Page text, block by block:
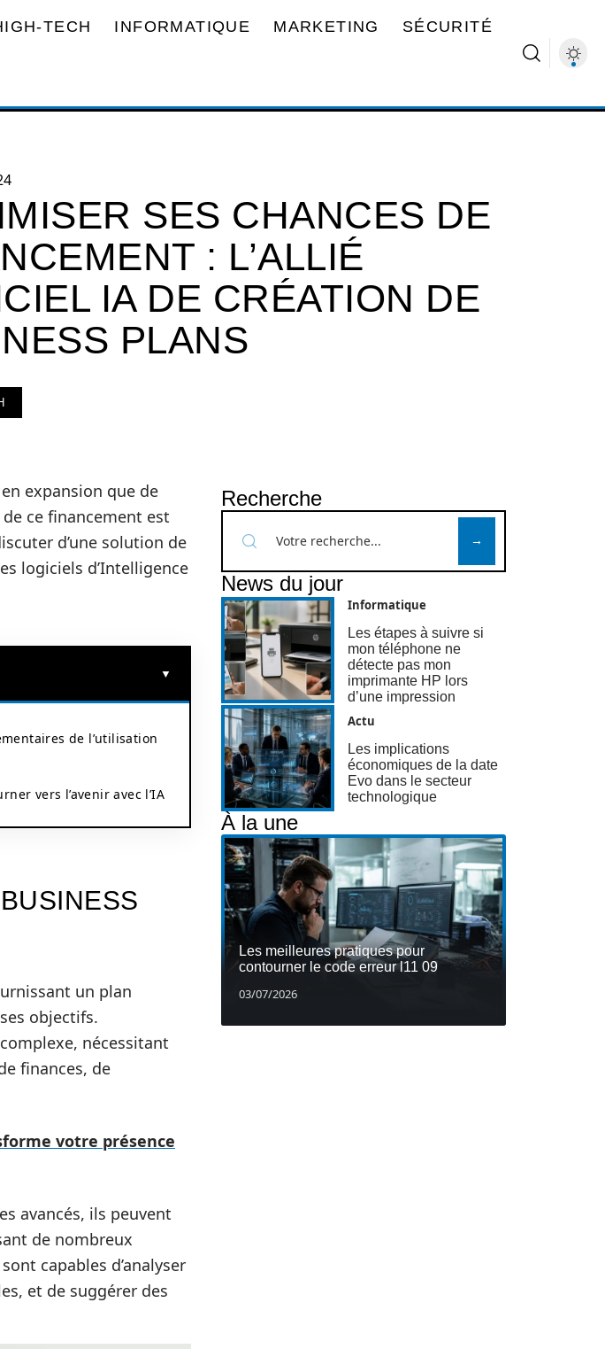
TECH INFORMATIQUE MARKETING SÉCURITÉ
SES CHANCES DE
: L’ALLIÉ
IA DE CRÉATION DE
PLANS
expansion que de
ce financement est
d’une solution de
logiciels d’Intelligence
de l’utilisation
vers l’avenir avec l’IA
un plan
objectifs.
nécessitant
finances, de
votre présence
avancés, ils peuvent
de nombreux
capables d’analyser
et de suggérer des
Recherche
News du jour
Informatique
Les étapes à suivre si
mon téléphone ne
détecte pas mon
imprimante HP lors
d’une impression
Actu
Les implications
économiques de la date
Evo dans le secteur
technologique
À la une
Les meilleures pratiques pour
contourner le code erreur l11 09
03/07/2026